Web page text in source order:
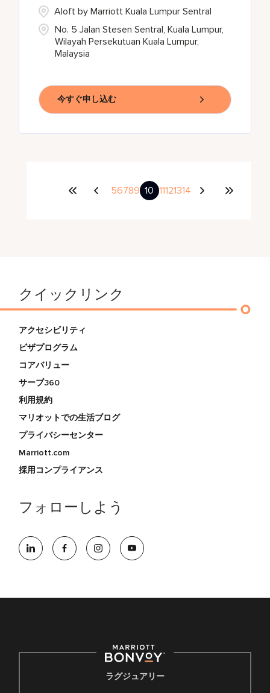
No. 5 Jalan Stesen Sentral, Kuala Lumpur,
Wilayah Persekutuan Kuala Lumpur,
Malaysia
Aloft by Marriott Kuala Lumpur Sentral
今すぐ申し込む
56789 10 11121314
クイックリンク
アクセシビリティ
ビザプログラム
コアバリュー
サーブ360
利用規約
マリオットでの生活ブログ
プライバシーセンター
Marriott.com
採用コンプライアンス
フォローしよう
ラグジュアリー